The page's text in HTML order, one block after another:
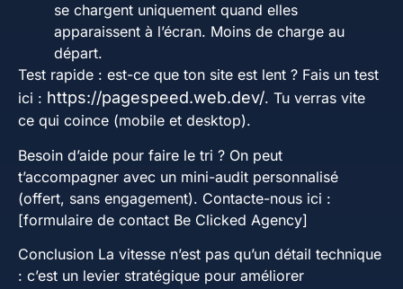
se chargent uniquement quand elles
apparaissent à l’écran. Moins de charge au
départ.
Test rapide : est-ce que ton site est lent ? Fais un test
ici : https://pagespeed.web.dev/. Tu verras vite
ce qui coince (mobile et desktop).
Besoin d’aide pour faire le tri ? On peut
t’accompagner avec un mini-audit personnalisé
(offert, sans engagement). Contacte-nous ici :
[formulaire de contact Be Clicked Agency]
Conclusion La vitesse n’est pas qu’un détail technique
: c’est un levier stratégique pour améliorer